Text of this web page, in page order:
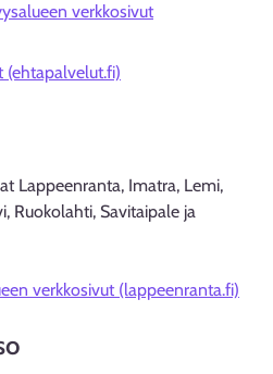
verkkosivut
(ehtapalvelut.fi)
Lappeenranta, Imatra, Lemi,
Ruokolahti, Savitaipale ja
verkkosivut (lappeenranta.fi)